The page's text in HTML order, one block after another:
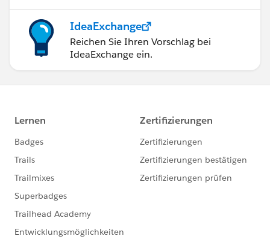
IdeaExchange
Reichen Sie Ihren Vorschlag bei
IdeaExchange ein.